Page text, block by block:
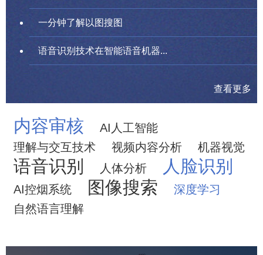
一分钟了解以图搜图
语音识别技术在智能语音机器...
查看更多
内容审核
AI人工智能
理解与交互技术
视频内容分析 机器视觉
语音识别 人体分析 人脸识别
AI控烟系统 图像搜索
深度学习
自然语言理解